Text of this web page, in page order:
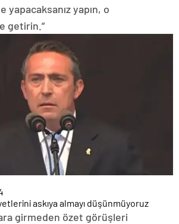
yapacaksanız yapın, o
getirin.”
askıya almayı düşünmüyoruz
girmeden özet görüşleri